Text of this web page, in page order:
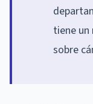
tiene
sobre